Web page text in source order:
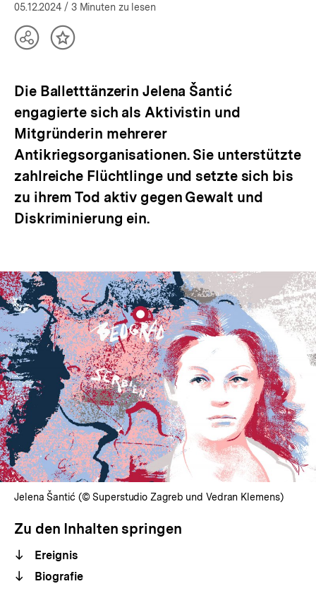
öffnen
05.12.2024 / 3 Minuten zu lesen
TeilenInhalt
Die Balletttänzerin Jelena Šantić
engagierte sich als Aktivistin und
Mitgründerin mehrerer
Antikriegsorganisationen. Sie unterstützte
zahlreiche Flüchtlinge und setzte sich bis
zu ihrem Tod aktiv gegen Gewalt und
Diskriminierung ein.
Jelena Šantić (© Superstudio Zagreb und Vedran Klemens)
Zu den Inhalten springen
Ereignis
Biografie